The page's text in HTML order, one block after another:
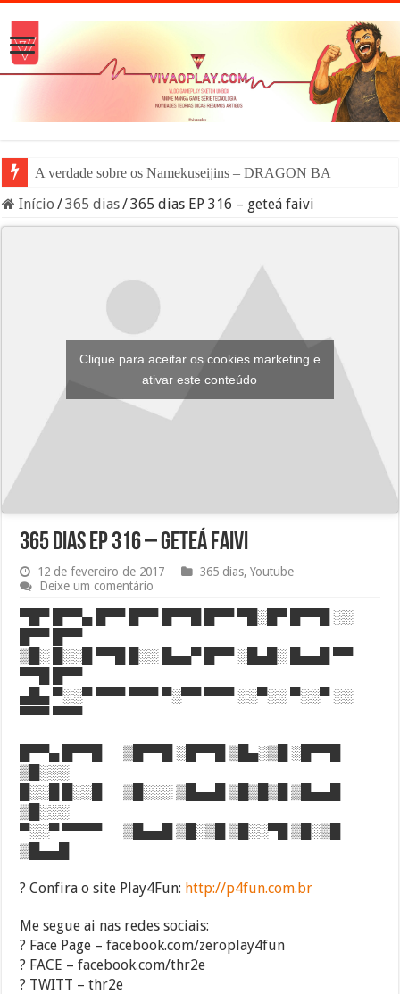
A verdade sobre os Namekuseijins – DRAGON BALL #News
Início /365 dias/365 dias EP 316 – geteá faivi
Clique para aceitar os cookies marketing e
ativar este conteúdo
365 dias EP 316 – geteá faivi
12 de fevereiro de 2017 365 dias,Youtube
Deixe um comentário
▀█▀ █▀▀▄ █▀▀ █▀▀ █▀▀█ █▀▀ ▀█░█▀ █▀▀█ ░░
█▀▀ █▀▀
▒█░ █░░█ ▀▀█ █░░ █▄▄▀ █▀▀ ░█▄█░ █▄▄█ ▀▀
▀▀█ █▀▀
▄█▄ ▀░░▀ ▀▀▀ ▀▀▀ ▀░▀▀ ▀▀▀ ░░▀░░ ▀░░▀ ░░
▀▀▀ ▀▀▀
█▀▀▄ █▀▀█ ▒█▀▀█ ░█▀▀█ ▒█▄░▒█ ░█▀▀█
▒█░░░
█░░█ █░░█ ▒█░░░ ▒█▄▄█ ▒█▒█▒█ ▒█▄▄█
▒█░░░
▀░░▀ ▀▀▀▀ ▒█▄▄█ ▒█░▒█ ▒█░░▀█ ▒█░▒█
▒█▄▄█
? Confira o site Play4Fun: http://p4fun.com.br
Me segue ai nas redes sociais:
? Face Page – facebook.com/zeroplay4fun
? FACE – facebook.com/thr2e
? TWITT – thr2e